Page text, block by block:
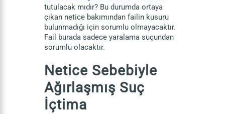
tutulacak mıdır? Bu durumda ortaya
çıkan netice bakımından failin kusuru
bulunmadığı için sorumlu olmayacaktır.
Fail burada sadece yaralama suçundan
sorumlu olacaktır.
Netice Sebebiyle
Ağırlaşmış Suç
İçtima